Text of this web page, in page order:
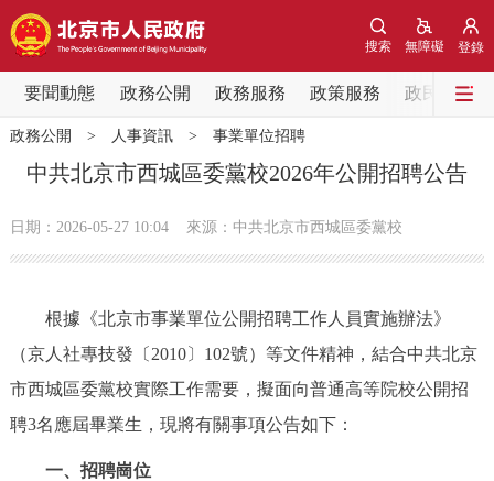
登錄
無障礙
搜索
要聞動態 政務公開 政務服務 政策服務 政民互動
要聞動態
黨中央精神 國務院資訊
政務公開
市領導 機構職能 政策服務
政務公開 > 人事資訊> 事業單位招聘
中共北京市西城區委黨校2026年公開招聘公告
日期：2026-05-27 10:04 來源：中共北京市西城區委黨校
根據《北京市事業單位公開招聘工作人員實施辦法》
（京人社專技發〔2010〕102號）等文件精神，結合中共北京
市西城區委黨校實際工作需要，擬面向普通高等院校公開招
聘3名應屆畢業生，現將有關事項公告如下：
一、招聘崗位